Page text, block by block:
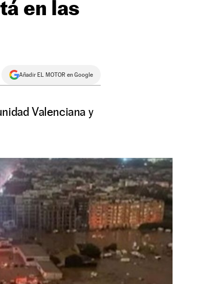
en las
Añadir EL MOTOR en Google
Valenciana y